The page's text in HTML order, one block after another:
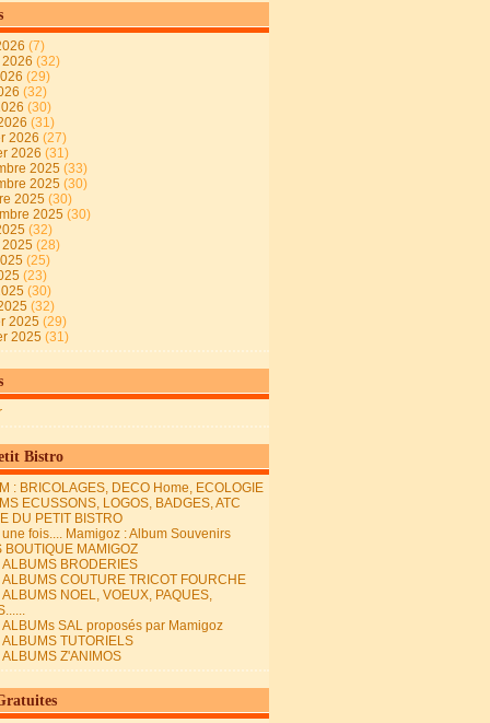
(7)
(32)
(29)
(32)
(30)
(31)
2026 (27)
2026 (31)
2025 (33)
2025 (30)
2025 (30)
2025 (30)
(32)
(28)
(25)
(23)
(30)
(32)
2025 (29)
2025 (31)
Bistro
: BRICOLAGES, DECO Home, ECOLOGIE
ECUSSONS, LOGOS, BADGES, ATC
DU PETIT BISTRO
fois.... Mamigoz : Album Souvenirs
BOUTIQUE MAMIGOZ
ALBUMS BRODERIES
ALBUMS COUTURE TRICOT FOURCHE
ALBUMS NOEL, VOEUX, PAQUES,
ALBUMs SAL proposés par Mamigoz
ALBUMS TUTORIELS
ALBUMS Z'ANIMOS